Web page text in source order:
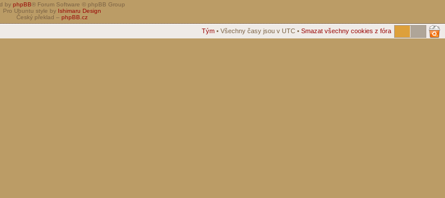
by phpBB® Forum Software © phpBB Group
Pro Ubuntu style by Ishimaru Design
Český překlad – phpBB.cz
Tým • Všechny časy jsou v UTC • Smazat všechny cookies z fóra